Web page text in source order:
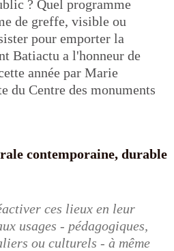
? Quel programme
de greffe, visible ou
pour emporter la
Batiactu a l'honneur de
année par Marie
du Centre des monuments
contemporaine, durable
ces lieux en leur
usages - pédagogiques,
ou culturels - à même